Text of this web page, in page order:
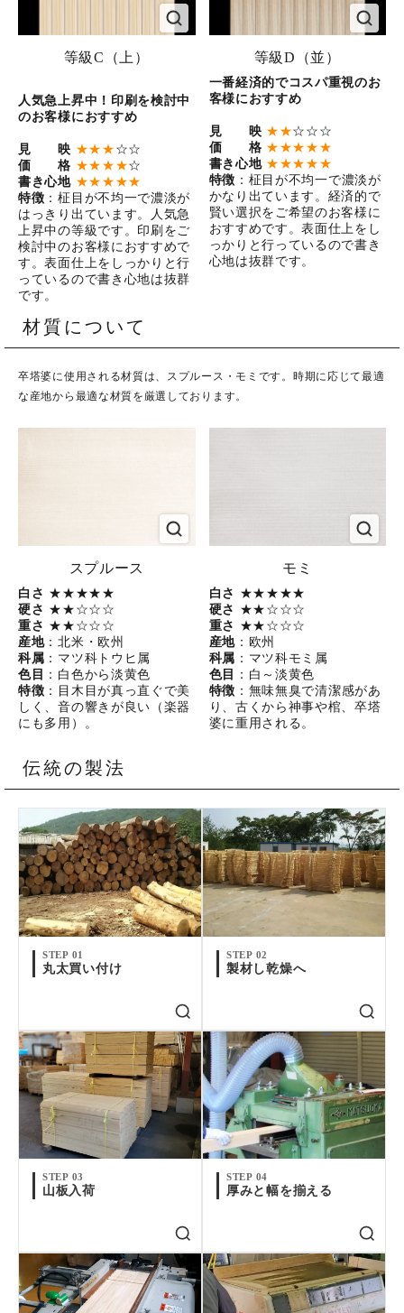
等級C（上）
人気急上昇中！印刷を検討中
のお客様におすすめ
見 映 ★★★ ☆☆
価 格 ★★★★☆
書き心地 ★★★★★
特徴 ：柾目が不均一で濃淡が
はっきり出ています。人気急
上昇中の等級です。印刷をご
検討中のお客様におすすめで
す。表面仕上をしっかりと行
っているので書き心地は抜群
です。
等級D（並）
一番経済的でコスパ重視のお
客様におすすめ
見 映 ★★☆☆☆
価 格 ★★★★★
書き心地 ★★★★★
特徴 ：柾目が不均一で濃淡が
かなり出ています。経済的で
賢い選択をご希望のお客様に
おすすめです。表面仕上をし
っかりと行っているので書き
心地は抜群です。
材質について
卒塔婆に使用される材質は、スプルース・モミです。時期に応じて最適
な産地から最適な材質を厳選しております。
スプルース
白さ ★★★★★
硬さ ★★☆☆☆
重さ ★★☆☆☆
産地：北米・欧州
科属 ：マツ科トウヒ属
色目 ：白色から淡黄色
特徴 ：目木目が真っ直ぐで美
しく、音の響きが良い（楽器
にも多用）。
モミ
白さ ★★★★★
硬さ ★★☆☆☆
重さ ★★☆☆☆
産地：欧州
科属 ：マツ科モミ属
色目
：白～淡黄色
特徴 ：無味無臭で清潔感があ
り、古くから神事や棺、卒塔
婆に重用される。
伝統の製法
STEP 01
丸太買い付け
STEP 02
製材し乾燥へ
STEP 03
山板入荷
STEP 04
厚みと幅を揃える